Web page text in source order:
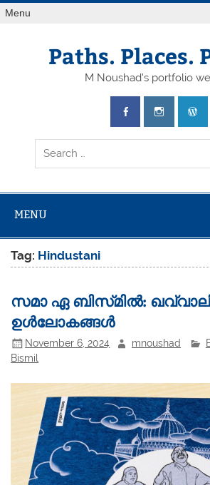
Skip
toMenu
Paths. Places.
M Noushad's portfolio
MENU
Tag: Hindustani
സമാ ഏ ബിസ്‌മിൽ:
ഉൾലോകങ്ങൾ
November 6, 2024 mnoushad
Bismil